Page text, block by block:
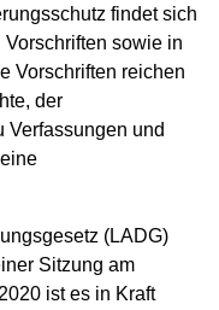
findet sich
sowie in
Vorschriften reichen
der
Verfassungen und
(LADG)
Sitzung am
ist es in Kraft